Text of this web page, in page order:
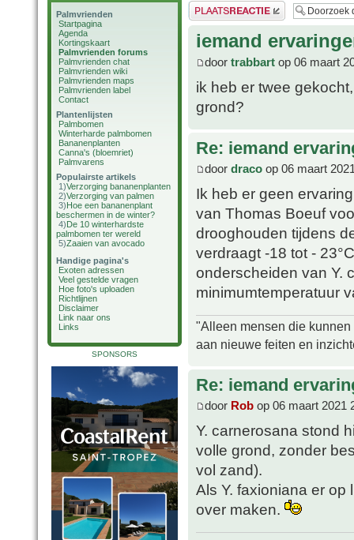
Palmvrienden
Startpagina
Agenda
Kortingskaart
Palmvrienden forums
Palmvrienden chat
Palmvrienden wiki
Palmvrienden maps
Palmvrienden label
Contact
Plantenlijsten
Palmbomen
Winterharde palmbomen
Bananenplanten
Canna's (bloemriet)
Palmvarens
Populairste artikels
1)Verzorging bananenplanten
2)Verzorging van palmen
3)Hoe een bananenplant
beschermen in de winter?
4)De 10 winterhardste
palmbomen ter wereld
5)Zaaien van avocado
Handige pagina's
Exoten adressen
Veel gestelde vragen
Hoe foto's uploaden
Richtlijnen
Disclaimer
Link naar ons
Links
SPONSORS
Plaats een reactie
iemand
door trabbart op 06 maart
ik heb er twee
grond?
Re: iemand
door draco op 06 maart
Ik heb er geen
van Thomas Boeuf
drooghouden tijdens
verdraagt -18 tot -
onderscheiden van Y.
minimumtemperatuur
"Alleen mensen die
aan nieuwe feiten en
Re: iemand
door Rob op 06 maart 2021
Y. carnerosana stond
volle grond, zonder
vol zand).
Als Y. faxioniana er
over maken.